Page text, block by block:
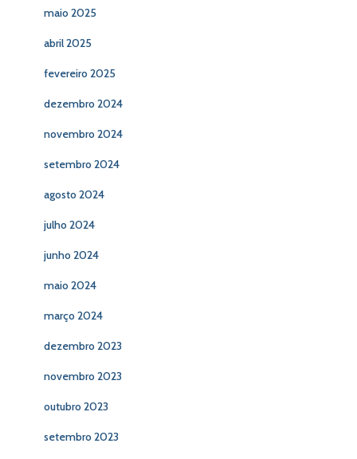
maio 2025
abril 2025
fevereiro 2025
dezembro 2024
novembro 2024
setembro 2024
agosto 2024
julho 2024
junho 2024
maio 2024
março 2024
dezembro 2023
novembro 2023
outubro 2023
setembro 2023